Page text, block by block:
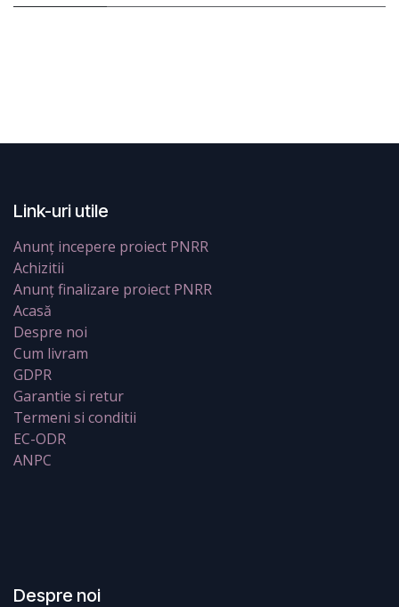
Link-uri utile
Anunț incepere proiect PNRR
Achizitii
Anunț finalizare proiect PNRR
Acasă
Despre noi
Cum livram
GDPR
Garantie si retur
Termeni si conditii
EC-ODR
ANPC
Despre noi